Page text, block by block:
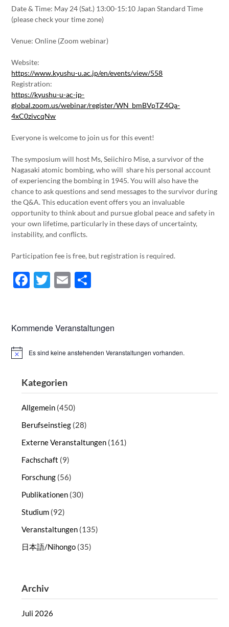
Date & Time: May 24 (Sat.) 13:00-15:10 Japan Standard Time
(please check your time zone)
Venue: Online (Zoom webinar)
Website:
https://www.kyushu-u.ac.jp/en/events/view/558
Registration:
https://kyushu-u-ac-jp-
global.zoom.us/webinar/register/WN_bmBVpTZ4Qa-
4xC0zivcqNw
Everyone is welcome to join us for this event!
The symposium will host Ms, Seiichiro Mise, a survivor of the
Nagasaki atomic bombing, who will share his personal account
of experiencing the bombing in 1945. You will also have the
chance to ask questions and send messages to the survivor during
the Q&A. This education event offers you an invaluable
opportunity to think about and pursue global peace and safety in
your own lifetime, particularly in these days of uncertainty,
instability, and conflicts.
Participation fee is free, but registration is required.
Facebook
Twitter
Email
Kommende Veranstaltungen
HinweisEs sind keine anstehenden Veranstaltungen vorhanden.
Kategorien
Allgemein (450)
Berufseinstieg (28)
Externe Veranstaltungen (161)
Fachschaft (9)
Forschung (56)
Publikationen (30)
Studium (92)
Veranstaltungen (135)
日本語/Nihongo (35)
Archiv
Juli 2026